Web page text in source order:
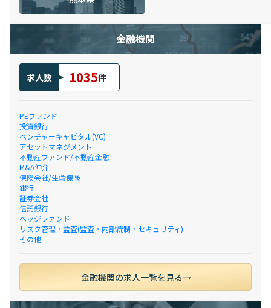
金融機関
求人数 1035件
PEファンド
投資銀行
ベンチャーキャピタル(VC)
アセットマネジメント
不動産ファンド/不動産金融
M&A仲介
保険会社/生命保険
銀行
証券会社
信託銀行
ヘッジファンド
リスク管理・監査(監査・内部統制・セキュリティ)
その他
金融機関の求人一覧を見る